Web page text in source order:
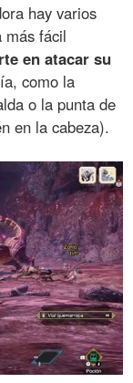
hay varios
más fácil
en atacar su
como la
o la punta de
en la cabeza).